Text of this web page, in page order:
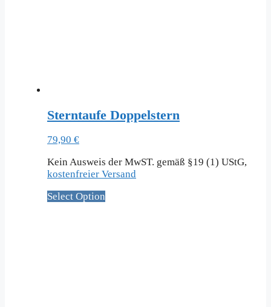
Sterntaufe Doppelstern
79,90 €
Kein Ausweis der MwST. gemäß §19 (1) UStG,
kostenfreier Versand
Select Option